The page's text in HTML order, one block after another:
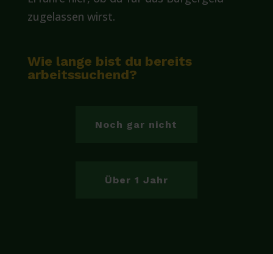
zugelassen wirst.
Wie lange bist du bereits
arbeitssuchend?
Noch gar nicht
Über 1 Jahr